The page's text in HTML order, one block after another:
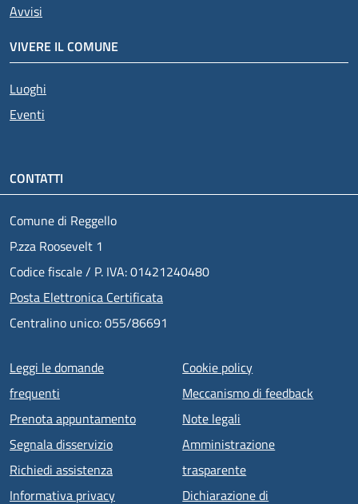
Avvisi
VIVERE IL COMUNE
Luoghi
Eventi
CONTATTI
Comune di Reggello
P.zza Roosevelt 1
Codice fiscale / P. IVA: 01421240480
Posta Elettronica Certificata
Centralino unico: 055/86691
Menu piè di pagina
Leggi le domande
frequenti
Prenota appuntamento
Segnala disservizio
Richiedi assistenza
Informativa privacy
Cookie policy
Meccanismo di feedback
Note legali
Amministrazione
trasparente
Dichiarazione di